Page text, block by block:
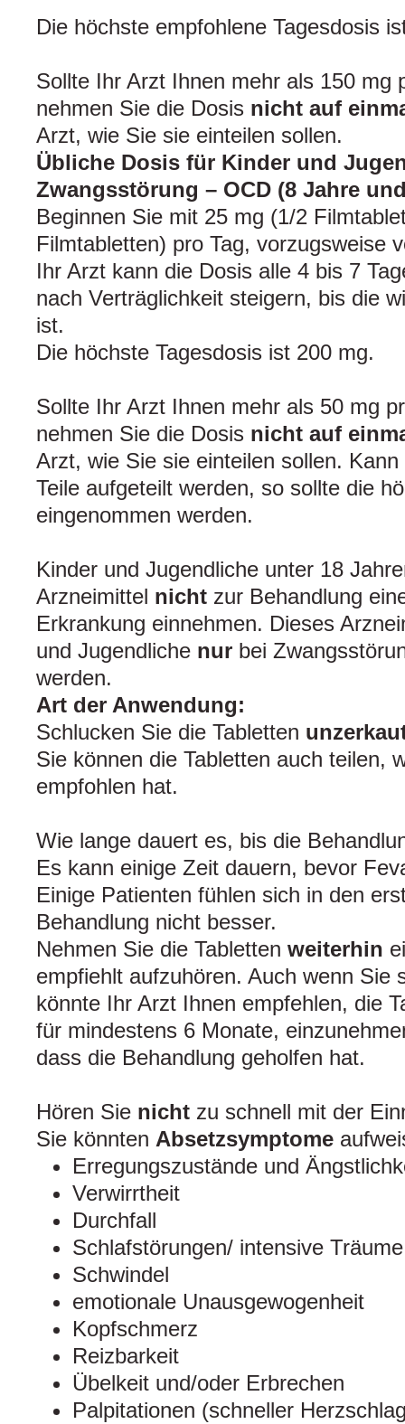
Die höchste empfohlene Tagesdosis
Sollte Ihr Arzt Ihnen mehr als 150 mg
nehmen Sie die Dosis nicht auf
Arzt, wie Sie sie einteilen sollen.
Übliche Dosis für Kinder und
Zwangsstörung – OCD (8 Jahre
Beginnen Sie mit 25 mg (1/2
Filmtabletten) pro Tag, vorzugsweise
Ihr Arzt kann die Dosis alle 4 bis 7
nach Verträglichkeit steigern, bis die
ist.
Die höchste Tagesdosis ist 200 mg.
Sollte Ihr Arzt Ihnen mehr als 50 mg
nehmen Sie die Dosis nicht auf
Arzt, wie Sie sie einteilen sollen.
Teile aufgeteilt werden, so sollte die
eingenommen werden.
Kinder und Jugendliche unter 18
Arzneimittel nicht zur Behandlung
Erkrankung einnehmen. Dieses
und Jugendliche nur bei
werden.
Art der Anwendung:
Schlucken Sie die Tabletten
Sie können die Tabletten auch teilen,
empfohlen hat.
Wie lange dauert es, bis die
Es kann einige Zeit dauern, bevor
Einige Patienten fühlen sich in den
Behandlung nicht besser.
Nehmen Sie die Tabletten weiterhin
empfiehlt aufzuhören. Auch wenn Sie
könnte Ihr Arzt Ihnen empfehlen, die
für mindestens 6 Monate,
dass die Behandlung geholfen hat.
Hören Sie nicht zu schnell mit der
Sie könnten Absetzsymptome
Erregungszustände und
Verwirrtheit
Durchfall
Schlafstörungen/ intensive Träume
Schwindel
emotionale Unausgewogenheit
Kopfschmerz
Reizbarkeit
Übelkeit und/oder Erbrechen
Palpitationen (schneller